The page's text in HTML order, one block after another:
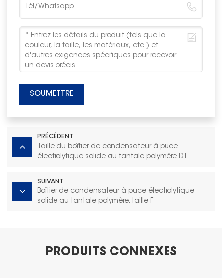
SOUMETTRE
PRÉCÉDENT
Taille du boîtier de condensateur à puce
électrolytique solide au tantale polymère D1
SUIVANT
Boîtier de condensateur à puce électrolytique
solide au tantale polymère, taille F
PRODUITS CONNEXES